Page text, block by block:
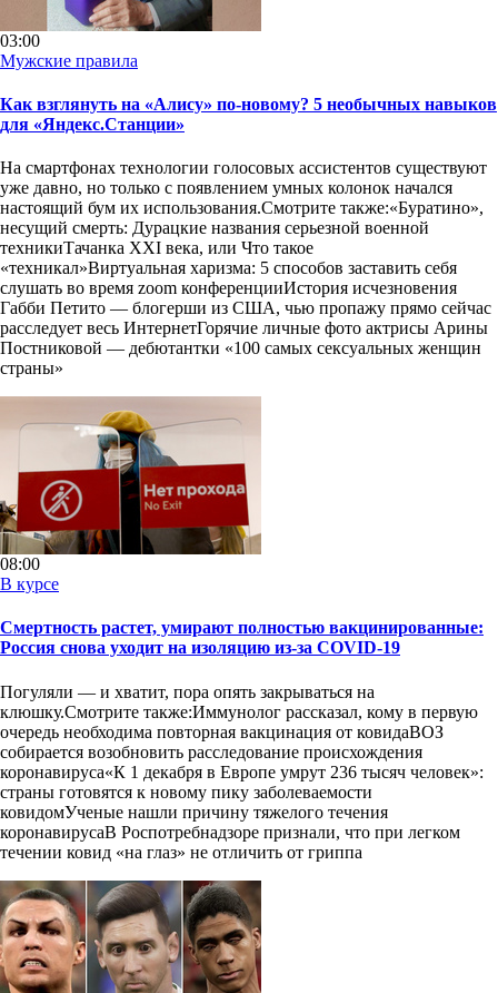
03:00
Мужские правила
Как взглянуть на «Алису» по-новому? 5 необычных навыков
для «Яндекс.Станции»
На смартфонах технологии голосовых ассистентов существуют
уже давно, но только с появлением умных колонок начался
настоящий бум их использования.Смотрите также:«Буратино»,
несущий смерть: Дурацкие названия серьезной военной
техникиТачанка XXI века, или Что такое
«техникал»Виртуальная харизма: 5 способов заставить себя
слушать вo время zoom конференцииИстория исчезновения
Габби Петито — блогерши из США, чью пропажу прямо сейчас
расследует весь ИнтернетГорячие личные фото актрисы Арины
Постниковой — дебютантки «100 самых сексуальных женщин
страны»
08:00
В курсе
Смертность растет, умирают полностью вакцинированные:
Россия снова уходит на изоляцию из-за COVID-19
Погуляли — и хватит, пора опять закрываться на
клюшку.Смотрите также:Иммунолог рассказал, кому в первую
очередь необходима повторная вакцинация от ковидаВОЗ
собирается возобновить расследование происхождения
коронавируса«К 1 декабря в Европе умрут 236 тысяч человек»:
страны готовятся к новому пику заболеваемости
ковидомУченые нашли причину тяжелого течения
коронавирусаВ Роспотребнадзоре признали, что при легком
течении ковид «на глаз» не отличить от гриппа